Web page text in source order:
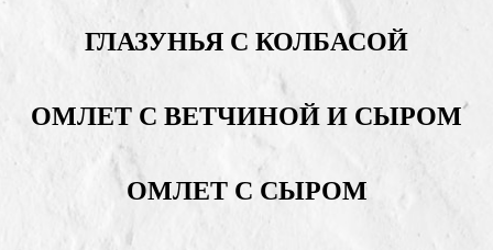
ГЛАЗУНЬЯ С КОЛБАСОЙ
ОМЛЕТ С ВЕТЧИНОЙ И СЫРОМ
ОМЛЕТ С СЫРОМ